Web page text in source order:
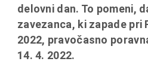
delovni dan. To pomeni,
zavezanca, ki zapade pri
2022, pravočasno
14. 4. 2022.